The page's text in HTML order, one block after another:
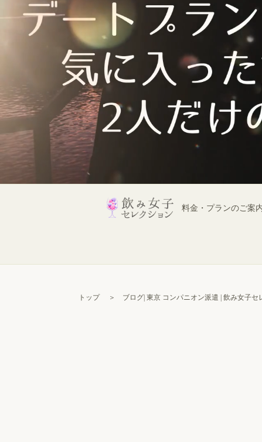
料金・プランのご案
トップ ＞ ブログ| 東京 コンパニオン派遣 | 飲み女子セ